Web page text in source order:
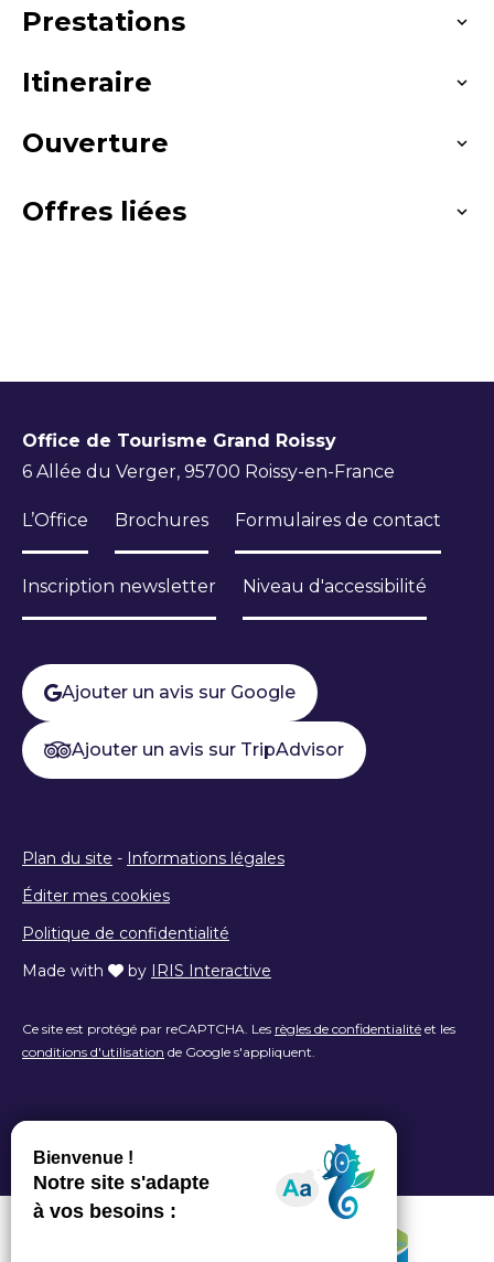
Prestations
Langues parlées
Français
Itineraire
Distance : 3 km
Dénivelé négatif : 22 m
Ouverture
Toute l'année.
Offres liées
Restaurant du Golf International de
En savoir plus
Office de Tourisme Grand Roissy
6 Allée du Verger, 95700 Roissy-en-France
L’Office Brochures Formulaires de contact
Inscription newsletter Niveau d'accessibilité
Ajouter un avis sur Google
Ajouter un avis sur TripAdvisor
Plan du site - Informations légales
Éditer mes cookies
Politique de confidentialité
Made with
by IRIS Interactive
Ce site est protégé par reCAPTCHA. Les règles de confidentialité et les
conditions d'utilisation de Google s'appliquent.